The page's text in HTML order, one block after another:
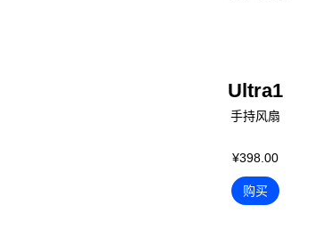
Ultra1
手持风扇
¥398.00
购买